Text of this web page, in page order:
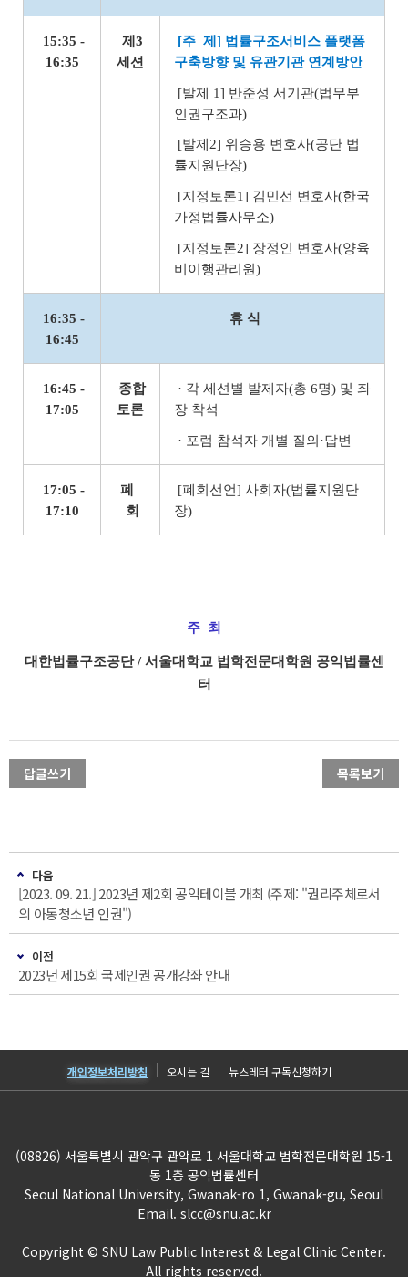
15:35 -
16:35
제3
세션
[주 제] 법률구조서비스 플랫폼
구축방향 및 유관기관 연계방안
[발제 1] 반준성 서기관(법무부
인권구조과)
[발제2] 위승용 변호사(공단 법
률지원단장)
[지정토론1] 김민선 변호사(한국
가정법률사무소)
[지정토론2] 장정인 변호사(양육
비이행관리원)
16:35 -
16:45
휴 식
16:45 -
17:05
종합
토론
· 각 세션별 발제자(총 6명) 및 좌
장 착석
· 포럼 참석자 개별 질의·답변
17:05 -
17:10
폐
회
[폐회선언] 사회자(법률지원단
장)
주 최
대한법률구조공단 / 서울대학교 법학전문대학원 공익법률센
터
답글쓰기 목록보기
다음
[2023. 09. 21.] 2023년 제2회 공익테이블 개최 (주제: "권리주체로서
의 아동청소년 인권")
이전
2023년 제15회 국제인권 공개강좌 안내
개인정보처리방침 오시는 길 뉴스레터 구독신청하기
(08826) 서울특별시 관악구 관악로 1 서울대학교 법학전문대학원 15-1
동 1층 공익법률센터
Seoul National University, Gwanak-ro 1, Gwanak-gu, Seoul
Email. slcc@snu.ac.kr
Copyright © SNU Law Public Interest & Legal Clinic Center.
All rights reserved.